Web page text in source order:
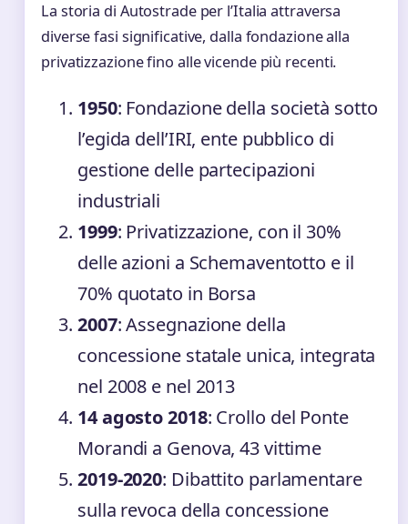
La storia di Autostrade per l’Italia attraversa
diverse fasi significative, dalla fondazione alla
privatizzazione fino alle vicende più recenti.
1950: Fondazione della società sotto
l’egida dell’IRI, ente pubblico di
gestione delle partecipazioni
industriali
1999: Privatizzazione, con il 30%
delle azioni a Schemaventotto e il
70% quotato in Borsa
2007: Assegnazione della
concessione statale unica, integrata
nel 2008 e nel 2013
14 agosto 2018: Crollo del Ponte
Morandi a Genova, 43 vittime
2019-2020: Dibattito parlamentare
sulla revoca della concessione